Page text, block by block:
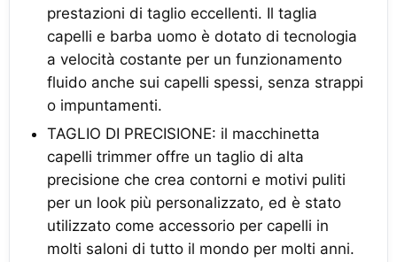
prestazioni di taglio eccellenti. Il taglia
capelli e barba uomo è dotato di tecnologia
a velocità costante per un funzionamento
fluido anche sui capelli spessi, senza strappi
o impuntamenti.
TAGLIO DI PRECISIONE: il macchinetta
capelli trimmer offre un taglio di alta
precisione che crea contorni e motivi puliti
per un look più personalizzato, ed è stato
utilizzato come accessorio per capelli in
molti saloni di tutto il mondo per molti anni.